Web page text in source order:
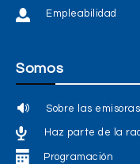
Empleabilidad
Somos
Sobre las emisoras
Haz parte de la
Programación